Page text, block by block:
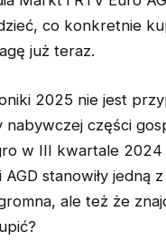
co konkretnie
już teraz.
2025 nie jest
nabywczej części
w III kwartale
stanowiły jedną
ale też że